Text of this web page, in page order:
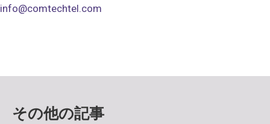
info@comtechtel.com
その他の記事